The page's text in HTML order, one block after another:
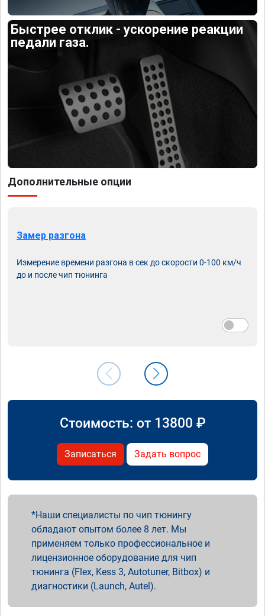
Быстрее отклик - ускорение реакции
педали газа.
Дополнительные опции
Замер разгона
Измерение времени разгона в сек до скорости 0-100 км/ч
до и после чип тюнинга
Стоимость: от 13800 ₽
Записаться Задать вопрос
Наши специалисты по чип тюнингу
обладают опытом более 8 лет. Мы
применяем только профессиональное и
лицензионное оборудование для чип
тюнинга (Flex, Kess 3, Autotuner, Bitbox) и
диагностики (Launch, Autel).